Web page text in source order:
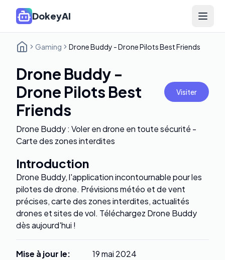
DokeyAI Open
Gaming Drone Buddy - Drone Pilots Best Friends
Drone Buddy -
Drone Pilots Best
Friends
Visiter
Drone Buddy : Voler en drone en toute sécurité -
Carte des zones interdites
Introduction
Drone Buddy, l'application incontournable pour les
pilotes de drone. Prévisions météo et de vent
précises, carte des zones interdites, actualités
drones et sites de vol. Téléchargez Drone Buddy
dès aujourd'hui !
Mise à jour le:
19 mai 2024